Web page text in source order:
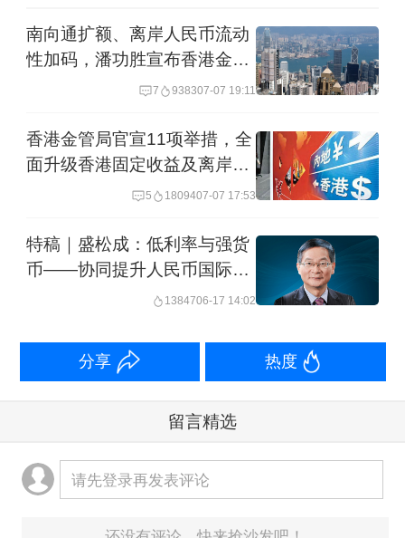
南向通扩额、离岸人民币流动
性加码，潘功胜宣布香港金融
7 938307-07 19:11
香港金管局官宣11项举措，全
面升级香港固定收益及离岸人
5 1809407-07 17:53
特稿｜盛松成：低利率与强货
币——协同提升人民币国际投
融资功能的“哑铃型”策略
1384706-17 14:02
分享 热度
留言精选
请先登录再发表评论